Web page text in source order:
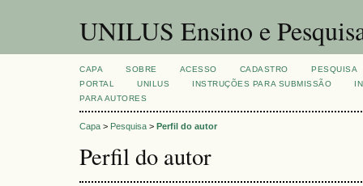
UNILUS Ensino e
CAPA SOBRE ACESSO CADASTRO
PESQUISA
PORTAL
UNILUS INSTRUÇÕES PARA SUBMISSÃO
PARA AUTORES
Capa > Pesquisa > Perfil do autor
Perfil do autor